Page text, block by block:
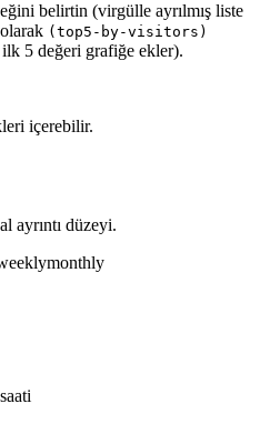
belirtin (virgülle ayrılmış liste
(top5-by-visitors)
ilk 5 değeri grafiğe ekler).
içerebilir.
ayrıntı düzeyi.
monthly